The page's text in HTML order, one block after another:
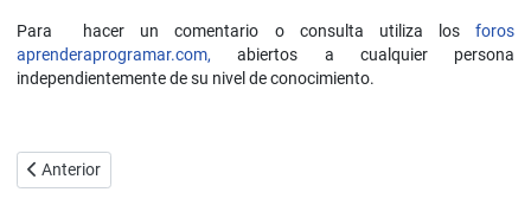
Para hacer un comentario o consulta utiliza losforos
aprenderaprogramar.com, abiertos a cualquier persona
independientemente de su nivel de conocimiento.
Artículo anterior: Generar HTML usando lenguaje PHP. Ejemplos
Anterior